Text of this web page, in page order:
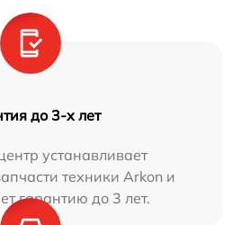
до 3-х лет
устанавливает
техники Arkon и
гарантию до 3 лет.